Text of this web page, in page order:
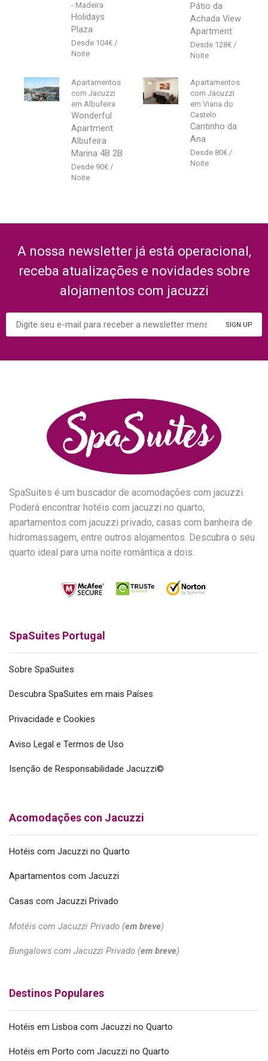
- Madeira
Holidays
Plaza
104€
Pátio da
Achada View
Apartment
128€
Apartamentos
com Jacuzzi
em Albufeira
Wonderful
Apartment
Albufeira
Marina 4B 2B
90€
Apartamentos
com Jacuzzi
em Viana do
Castelo
Cantinho da
Ana
80€
A nossa newsletter já está operacional,
receba atualizações e novidades sobre
alojamentos com jacuzzi
SpaSuites é um buscador de acomodações com jacuzzi.
Poderá encontrar hotéis com jacuzzi no quarto,
apartamentos com jacuzzi privado, casas com banheira de
hidromassagem, entre outros alojamentos. Descubra o seu
quarto ideal para uma noite romântica a dois.
SpaSuites Portugal
Sobre SpaSuites
Descubra SpaSuites em mais Países
Privacidade e Cookies
Aviso Legal e Termos de Uso
Isenção de Responsabilidade Jacuzzi©
Acomodações con Jacuzzi
Hotéis com Jacuzzi no Quarto
Apartamentos com Jacuzzi
Casas com Jacuzzi Privado
Motéis com Jacuzzi Privado (em breve)
Bungalows com Jacuzzi Privado (em breve)
Destinos Populares
Hotéis em Lisboa com Jacuzzi no Quarto
Hotéis em Porto com Jacuzzi no Quarto